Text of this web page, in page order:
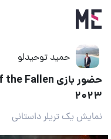
حمید توحیدلو
۲۰۲۳
نمایش یک تریلر داستانی